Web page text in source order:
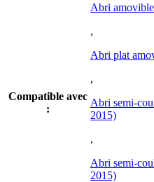
Compatible avec
:
Abri
,
Abri plat
,
Abri semi-
2015)
,
Abri semi-
2015)